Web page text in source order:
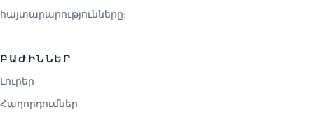
հայտարարությունները։
ԲԱԺԻՆՆԵՐ
Լուրեր
Հաղորդումներ